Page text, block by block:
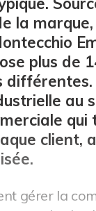
la marque,
plus de
différentes.
au
qui
client,
gérer la